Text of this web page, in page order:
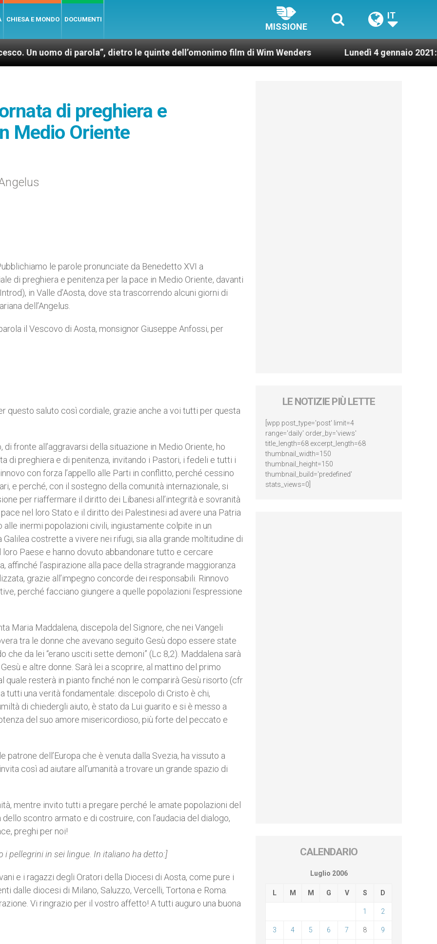
CHIESA E MONDO DOCUMENTI
MISSIONE
IT
di parola”, dietro le quinte dell’omonimo film di Wim Wenders Lunedì 4 gennaio 2021: Possesso
di preghiera e
Medio Oriente
le parole pronunciate da Benedetto XVI a
di preghiera e penitenza per la pace in Medio Oriente, davanti
in Valle d’Aosta, dove sta trascorrendo alcuni giorni di
dell’Angelus.
il Vescovo di Aosta, monsignor Giuseppe Anfossi, per
questo saluto così cordiale, grazie anche a voi tutti per questa
fronte all’aggravarsi della situazione in Medio Oriente, ho
di preghiera e di penitenza, invitando i Pastori, i fedeli e tutti i
con forza l’appello alle Parti in conflitto, perché cessino
e perché, con il sostegno della comunità internazionale, si
per riaffermare il diritto dei Libanesi all’integrità e sovranità
nel loro Stato e il diritto dei Palestinesi ad avere una Patria
alle inermi popolazioni civili, ingiustamente colpite in un
costrette a vivere nei rifugi, sia alla grande moltitudine di
Paese e hanno dovuto abbandonare tutto e cercare
affinché l’aspirazione alla pace della stragrande maggioranza
grazie all’impegno concorde dei responsabili. Rinnovo
perché facciano giungere a quelle popolazioni l’espressione
Maria Maddalena, discepola del Signore, che nei Vangeli
tra le donne che avevano seguito Gesù dopo essere state
che da lei “erano usciti sette demoni” (Lc 8,2). Maddalena sarà
e altre donne. Sarà lei a scoprire, al mattino del primo
quale resterà in pianto finché non le comparirà Gesù risorto (cfr
tutti una verità fondamentale: discepolo di Cristo è chi,
di chiedergli aiuto, è stato da Lui guarito e si è messo a
del suo amore misericordioso, più forte del peccato e
patrone dell’Europa che è venuta dalla Svezia, ha vissuto a
così ad aiutare all’umanità a trovare un grande spazio di
mentre invito tutti a pregare perché le amate popolazioni del
scontro armato e di costruire, con l’audacia del dialogo,
preghi per noi!
i pellegrini in sei lingue. In italiano ha detto:]
e i ragazzi degli Oratori della Diocesi di Aosta, come pure i
dalle diocesi di Milano, Saluzzo, Vercelli, Tortona e Roma.
Vi ringrazio per il vostro affetto! A tutti auguro una buona
LE NOTIZIE PIÙ LETTE
[wpp post_type='post' limit=4
range='daily' order_by='views'
title_length=68 excerpt_length=68
thumbnail_width=150
thumbnail_height=150
thumbnail_build='predefined'
stats_views=0]
CALENDARIO
Luglio 2006
L M M G V S D
1 2
3 4 5 6 7 8 9